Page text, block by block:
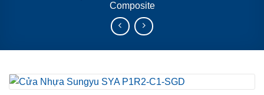
Composite